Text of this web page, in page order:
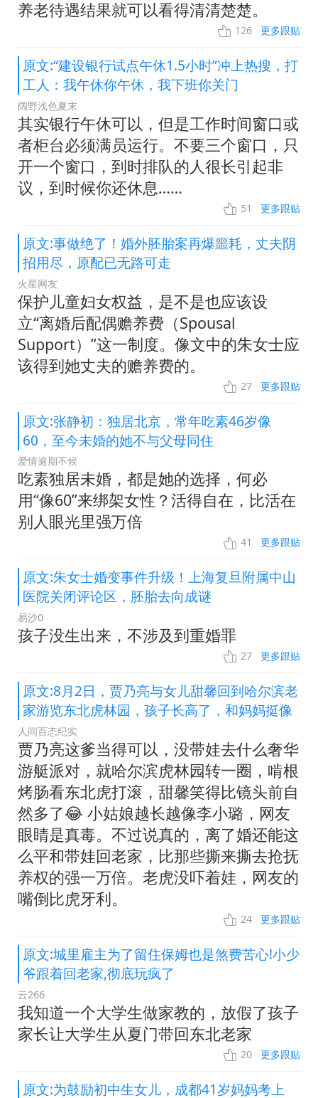
养老待遇结果就可以看得清清楚楚。
126 更多跟贴
原文:“建设银行试点午休1.5小时”冲上热搜，打
工人：我午休你午休，我下班你关门
阔野浅色夏末
其实银行午休可以，但是工作时间窗口或
者柜台必须满员运行。不要三个窗口，只
开一个窗口，到时排队的人很长引起非
议，到时候你还休息……
51 更多跟贴
原文:事做绝了！婚外胚胎案再爆噩耗，丈夫阴
招用尽，原配已无路可走
火星网友
保护儿童妇女权益，是不是也应该设
立“离婚后配偶赡养费（Spousal
Support）”这一制度。像文中的朱女士应
该得到她丈夫的赡养费的。
27 更多跟贴
原文:张静初：独居北京，常年吃素46岁像
60，至今未婚的她不与父母同住
爱情逾期不候
吃素独居未婚，都是她的选择，何必
用“像60”来绑架女性？活得自在，比活在
别人眼光里强万倍
41 更多跟贴
原文:朱女士婚变事件升级！上海复旦附属中山
医院关闭评论区，胚胎去向成谜
易沙0
孩子没生出来，不涉及到重婚罪
27 更多跟贴
原文:8月2日，贾乃亮与女儿甜馨回到哈尔滨老
家游览东北虎林园，孩子长高了，和妈妈挺像
人间百态纪实
贾乃亮这爹当得可以，没带娃去什么奢华
游艇派对，就哈尔滨虎林园转一圈，啃根
烤肠看东北虎打滚，甜馨笑得比镜头前自
然多了😂 小姑娘越长越像李小璐，网友
眼睛是真毒。不过说真的，离了婚还能这
么平和带娃回老家，比那些撕来撕去抢抚
养权的强一万倍。老虎没吓着娃，网友的
嘴倒比虎牙利。
24 更多跟贴
原文:城里雇主为了留住保姆也是煞费苦心!小少
爷跟着回老家,彻底玩疯了
云266
我知道一个大学生做家教的，放假了孩子
家长让大学生从夏门带回东北老家
20 更多跟贴
原文:为鼓励初中生女儿，成都41岁妈妈考上